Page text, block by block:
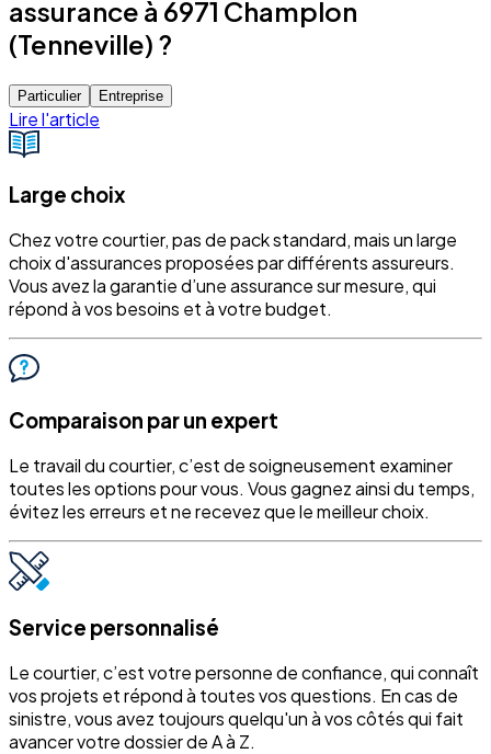
assurance à 6971 Champlon
(Tenneville) ?
Particulier Entreprise
Lire l'article
Large choix
Chez votre courtier, pas de pack standard, mais un large
choix d'assurances proposées par différents assureurs.
Vous avez la garantie d’une assurance sur mesure, qui
répond à vos besoins et à votre budget.
Comparaison par un expert
Le travail du courtier, c’est de soigneusement examiner
toutes les options pour vous. Vous gagnez ainsi du temps,
évitez les erreurs et ne recevez que le meilleur choix.
Service personnalisé
Le courtier, c’est votre personne de confiance, qui connaît
vos projets et répond à toutes vos questions. En cas de
sinistre, vous avez toujours quelqu'un à vos côtés qui fait
avancer votre dossier de A à Z.